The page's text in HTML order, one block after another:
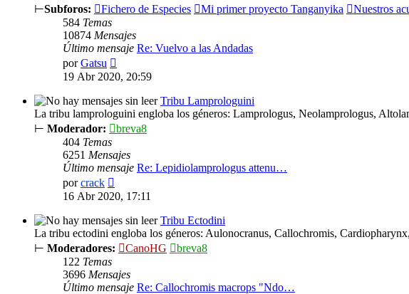
⊢Subforos: Fichero de Especies Mi primer proyecto Tanganyika Nuestros
584 Temas
10874 Mensajes
Último mensaje Re: Vuelvo a las Andadas
porGatsu
último
mensaje
19 Abr 2020, 20:59
Tribu Lamprologuini
La tribu lamprologuini engloba los géneros: Lamprologus, Neolamprologus,
⊢ Moderador:
breva8
404 Temas
6251 Mensajes
Último mensaje Re: Lepidiolamprologus attenu…
porcrack
último
mensaje
16 Abr 2020, 17:11
Tribu Ectodini
La tribu ectodini engloba los géneros: Aulonocranus, Callochromis,
⊢ Moderadores: CanoHG
breva8
122 Temas
3696 Mensajes
Último mensaje Re: Callochromis macrops "Ndo…